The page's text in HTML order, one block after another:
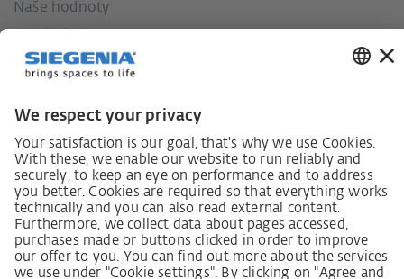
Naše hodnoty
Zákon o náležité péči dodavatelského řetězce
Lieferantenkodex
Grundsatzerklärung Menschenrechtsstrategie
Beschwerdeverfahren